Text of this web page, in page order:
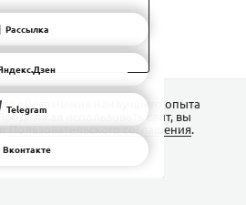
Рассылка
Telegram
Вконтакте
обеспечения наилучшего опыта
использовать сайт, вы
Пользовательского соглашения.